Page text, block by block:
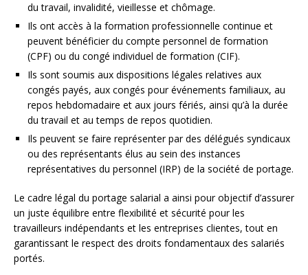
du travail, invalidité, vieillesse et chômage.
Ils ont accès à la formation professionnelle continue et
peuvent bénéficier du compte personnel de formation
(CPF) ou du congé individuel de formation (CIF).
Ils sont soumis aux dispositions légales relatives aux
congés payés, aux congés pour événements familiaux, au
repos hebdomadaire et aux jours fériés, ainsi qu’à la durée
du travail et au temps de repos quotidien.
Ils peuvent se faire représenter par des délégués syndicaux
ou des représentants élus au sein des instances
représentatives du personnel (IRP) de la société de portage.
Le cadre légal du portage salarial a ainsi pour objectif d’assurer
un juste équilibre entre flexibilité et sécurité pour les
travailleurs indépendants et les entreprises clientes, tout en
garantissant le respect des droits fondamentaux des salariés
portés.